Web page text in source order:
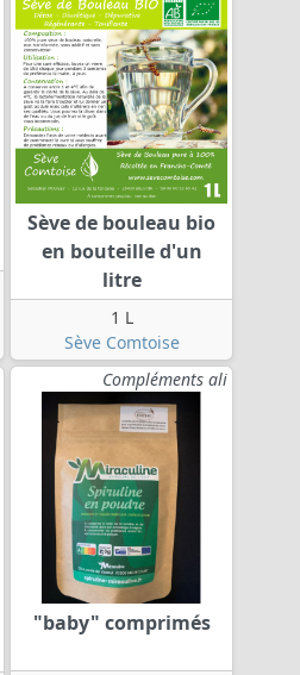
Sève de bouleau bio
en bouteille d'un
litre
1 L
Sève Comtoise
Compléments ali
"baby" comprimés